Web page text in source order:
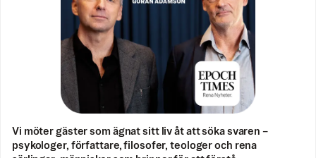
Vi möter gäster som ägnat sitt liv åt att söka svaren –
psykologer, författare, filosofer, teologer och rena